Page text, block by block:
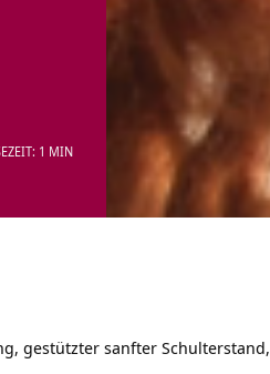
1 MIN
gestützter sanfter Schulterstand,